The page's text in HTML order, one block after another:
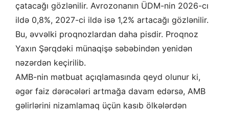
çatacağı gözlənilir. Avrozonanın ÜDM-nin 2026-cı
ildə 0,8%, 2027-ci ildə isə 1,2% artacağı gözlənilir.
Bu, əvvəlki proqnozlardan daha pisdir. Proqnoz
Yaxın Şərqdəki münaqişə səbəbindən yenidən
nəzərdən keçirilib.
AMB-nin mətbuat açıqlamasında qeyd olunur ki,
əgər faiz dərəcələri artmağa davam edərsə, AMB
gəlirlərini nizamlamaq üçün kasıb ölkələrdən